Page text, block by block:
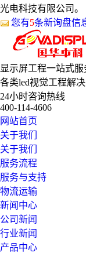
光电科技有限公司。
您有5条新询盘信
显示屏工程一站式服
各类led视觉工程解
24小时咨询热线
400-114-4606
网站首页
关于我们
关于我们
服务流程
服务与支持
物流运输
新闻中心
公司新闻
行业新闻
产品中心